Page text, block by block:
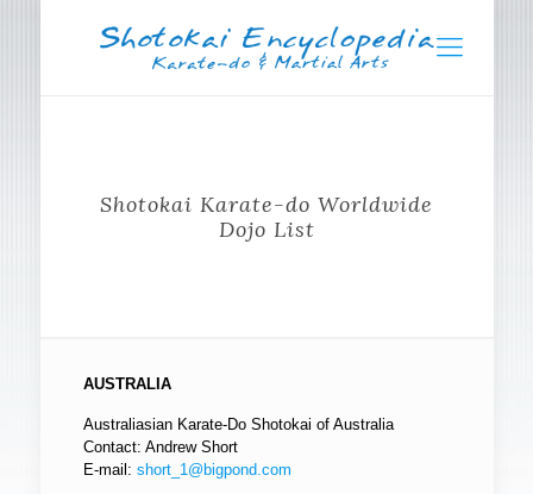
Shotokai Karate-do Worldwide
Dojo List
AUSTRALIA
Australiasian Karate-Do Shotokai of Australia
Contact: Andrew Short
E-mail: short_1@bigpond.com